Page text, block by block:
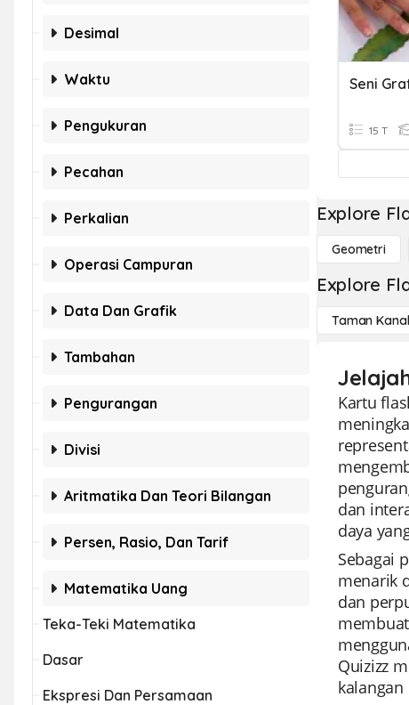
Desimal
Waktu
Pengukuran
Pecahan
Perkalian
Operasi Campuran
Data Dan Grafik
Tambahan
Pengurangan
Divisi
Aritmatika Dan Teori Bilangan
Persen, Rasio, Dan Tarif
Matematika Uang
Teka-Teki Matematika
Dasar
Ekspresi Dan Persamaan
Seni
15 T
Explore
Geometri
Explore
Taman
Kartu
dan
daya
Sebagai
menarik
dan
Quizizz